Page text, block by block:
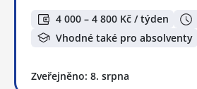
4 000 – 4 800 Kč / týden
Vhodné také pro absolventy
Zveřejněno: 8. srpna